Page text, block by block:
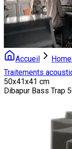
Accueil
Traitements
50x41x41 cm
Dibapur Bass Trap